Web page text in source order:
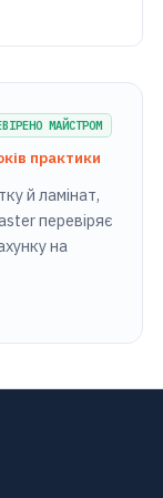
МАЙСТРОМ
практики
й ламінат,
перевіряє
на